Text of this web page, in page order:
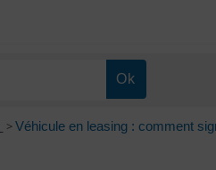
> Véhicule en leasing : comment